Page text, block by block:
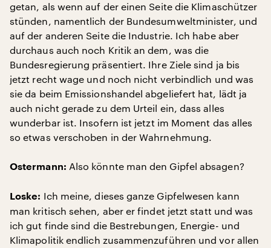
getan, als wenn auf der einen Seite die Klimaschützer
stünden, namentlich der Bundesumweltminister, und
auf der anderen Seite die Industrie. Ich habe aber
durchaus auch noch Kritik an dem, was die
Bundesregierung präsentiert. Ihre Ziele sind ja bis
jetzt recht wage und noch nicht verbindlich und was
sie da beim Emissionshandel abgeliefert hat, lädt ja
auch nicht gerade zu dem Urteil ein, dass alles
wunderbar ist. Insofern ist jetzt im Moment das alles
so etwas verschoben in der Wahrnehmung.
Ostermann: Also könnte man den Gipfel absagen?
Loske: Ich meine, dieses ganze Gipfelwesen kann
man kritisch sehen, aber er findet jetzt statt und was
ich gut finde sind die Bestrebungen, Energie- und
Klimapolitik endlich zusammenzuführen und vor allen